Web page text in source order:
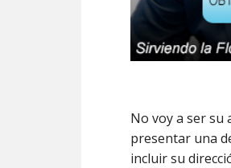
No voy a ser su
presentar una
incluir su